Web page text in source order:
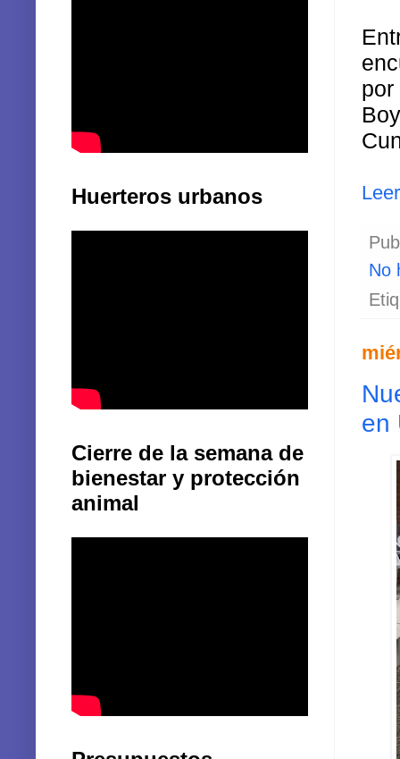
No
en
Huerteros urbanos
Cierre de la semana de
bienestar y protección
animal